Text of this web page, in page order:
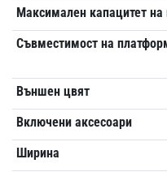
Максимален капацитет на
Съвместимост на
Външен цвят
Включени аксесоари
Ширина